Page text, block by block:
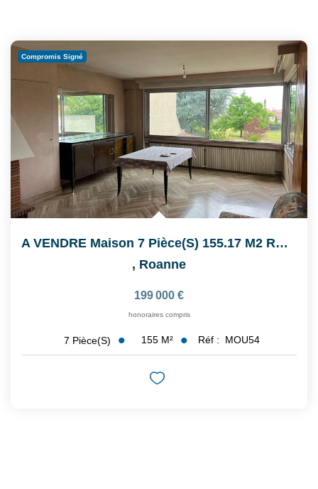
Compromis Signé
A VENDRE Maison 7 Pièce(s) 155.17 M2 ROANNE CENTRE
, Roanne
199 000 €
honoraires compris
7 Pièce(s) 155 M² Réf : MOU54